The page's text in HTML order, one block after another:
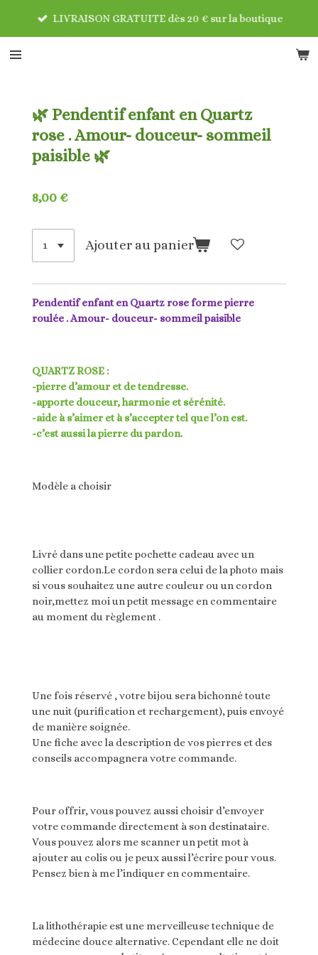
principal
LIVRAISON GRATUITE dès 20 € sur la boutique
🌿 Pendentif enfant en Quartz
rose . Amour- douceur- sommeil
paisible 🌿
8,00 €
Ajouter au panier
Pendentif enfant en Quartz rose forme pierre
roulée . Amour- douceur- sommeil paisible
QUARTZ ROSE :
-pierre d’amour et de tendresse.
-apporte douceur, harmonie et sérénité.
-aide à s’aimer et à s’accepter tel que l’on est.
-c’est aussi la pierre du pardon.
Modèle a choisir
Livré dans une petite pochette cadeau avec un
collier cordon.Le cordon sera celui de la photo mais
si vous souhaitez une autre couleur ou un cordon
noir,mettez moi un petit message en commentaire
au moment du règlement .
Une fois réservé , votre bijou sera bichonné toute
une nuit (purification et rechargement), puis envoyé
de manière soignée.
Une fiche avec la description de vos pierres et des
conseils accompagnera votre commande.
Pour offrir, vous pouvez aussi choisir d’envoyer
votre commande directement à son destinataire.
Vous pouvez alors me scanner un petit mot à
ajouter au colis ou je peux aussi l’écrire pour vous.
Pensez bien à me l’indiquer en commentaire.
La lithothérapie est une merveilleuse technique de
médecine douce alternative. Cependant elle ne doit